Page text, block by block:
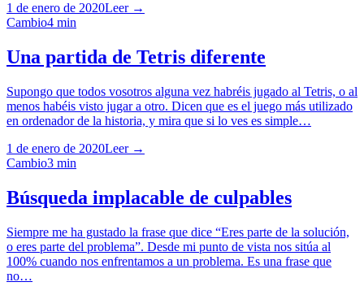
1 de enero de 2020Leer →
Cambio4 min
Una partida de Tetris diferente
Supongo que todos vosotros alguna vez habréis jugado al Tetris, o al
menos habéis visto jugar a otro. Dicen que es el juego más utilizado
en ordenador de la historia, y mira que si lo ves es simple…
1 de enero de 2020Leer →
Cambio3 min
Búsqueda implacable de culpables
Siempre me ha gustado la frase que dice “Eres parte de la solución,
o eres parte del problema”. Desde mi punto de vista nos sitúa al
100% cuando nos enfrentamos a un problema. Es una frase que
no…